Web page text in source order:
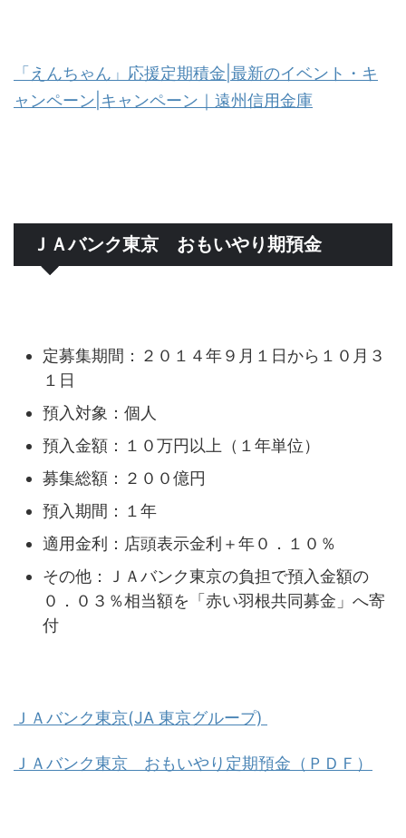
「えんちゃん」応援定期積金|最新のイベント・キ
ャンペーン|キャンペーン｜遠州信用金庫
ＪＡバンク東京 おもいやり期預金
定募集期間：２０１４年９月１日から１０月３
１日
預入対象：個人
預入金額：１０万円以上（１年単位）
募集総額：２００億円
預入期間：１年
適用金利：店頭表示金利＋年０．１０％
その他：ＪＡバンク東京の負担で預入金額の
０．０３％相当額を「赤い羽根共同募金」へ寄
付
ＪＡバンク東京(JA 東京グループ)
ＪＡバンク東京 おもいやり定期預金（ＰＤＦ）